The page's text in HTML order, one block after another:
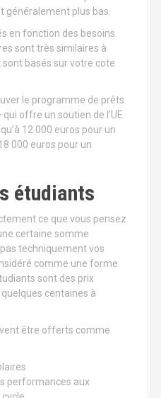
généralement plus bas.
en fonction des besoins
sont très similaires à
basés sur votre cote
le programme de prêts
offre un soutien de l’UE
12 000 euros pour un
000 euros pour un
étudiants
ce que vous pensez
certaine somme
techniquement vos
comme une forme
sont des prix
centaines à
être offerts comme
performances aux